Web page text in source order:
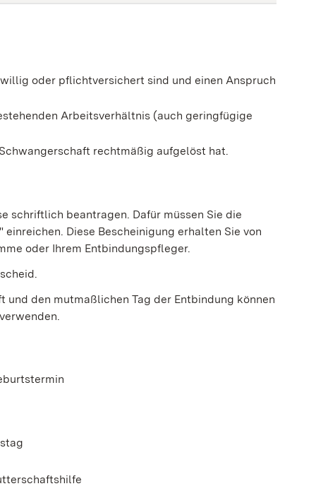
oder pflichtversichert sind und einen Anspruch
Arbeitsverhältnis (auch geringfügige
rechtmäßig aufgelöst hat.
schriftlich beantragen. Dafür müssen Sie die
Diese Bescheinigung erhalten Sie von
oder Ihrem Entbindungspfleger.
und den mutmaßlichen Tag der Entbindung können